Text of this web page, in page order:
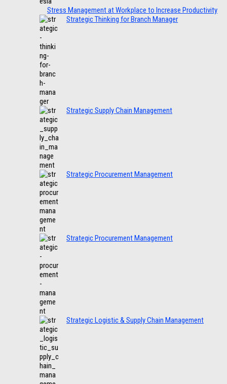
Stress Management at Workplace to Increase Productivity
Strategic Thinking for Branch Manager
Strategic Supply Chain Management
Strategic Procurement Management
Strategic Procurement Management
Strategic Logistic & Supply Chain Management